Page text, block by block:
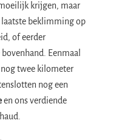
krijgen, maar
laatste beklimming op
of eerder
Eenmaal
twee kilometer
nog een
en ons verdiende